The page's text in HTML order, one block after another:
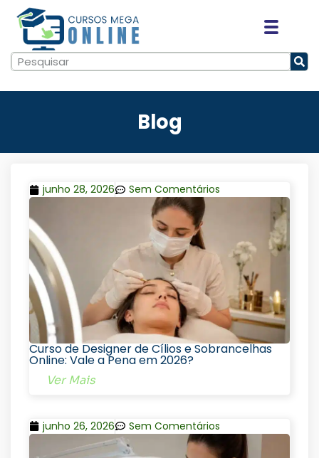
Blog
junho 28, 2026 Sem Comentários
Curso de Designer de Cílios e Sobrancelhas
Online: Vale a Pena em 2026?
Ver Mais
junho 26, 2026 Sem Comentários